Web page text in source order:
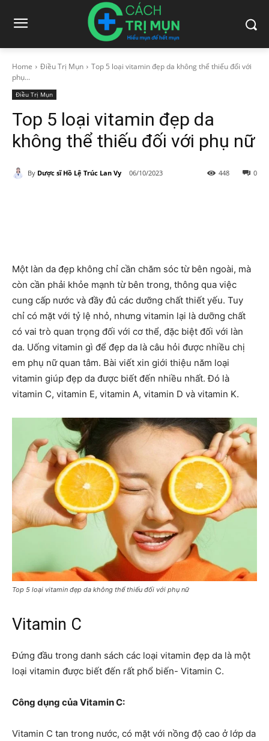
Home Điều Trị Mụn
Top 5 loại vitamin đẹp da không thể thiếu đối với
phụ...
Điều Trị Mụn
Top 5 loại vitamin đẹp da
không thể thiếu đối với phụ nữ
By Dược sĩ Hồ Lệ Trúc Lan Vy 06/10/2023 0
448
Một làn da đẹp không chỉ cần chăm sóc từ bên ngoài, mà
còn cần phải khỏe mạnh từ bên trong, thông qua việc
cung cấp nước và đầy đủ các dưỡng chất thiết yếu. Tuy
chỉ có mặt với tỷ lệ nhỏ, nhưng vitamin lại là dưỡng chất
có vai trò quan trọng đối với cơ thể, đặc biệt đối với làn
da. Uống vitamin gì để đẹp da là câu hỏi được nhiều chị
em phụ nữ quan tâm. Bài viết xin giới thiệu năm loại
vitamin giúp đẹp da được biết đến nhiều nhất. Đó là
vitamin C, vitamin E, vitamin A, vitamin D và vitamin K.
Top 5 loại vitamin đẹp da không thể thiếu đối với phụ nữ
Vitamin C
Đứng đầu trong danh sách các loại vitamin đẹp da là một
loại vitamin được biết đến rất phổ biến- Vitamin C.
Công dụng của Vitamin C:
Vitamin C tan trong nước, có mặt với nồng độ cao ở lớp da